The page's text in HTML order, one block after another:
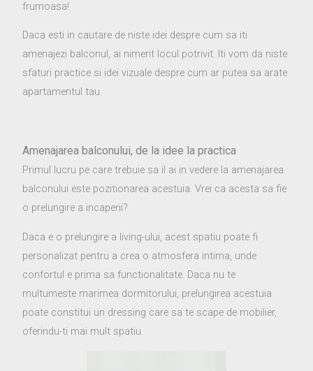
frumoasa!
Daca esti in cautare de niste idei despre cum sa iti
amenajezi balconul, ai nimerit locul potrivit. Iti vom da niste
sfaturi practice si idei vizuale despre cum ar putea sa arate
apartamentul tau.
Amenajarea balconului, de la idee la practica
Primul lucru pe care trebuie sa il ai in vedere la amenajarea
balconului este pozitionarea acestuia. Vrei ca acesta sa fie
o prelungire a incaperii?
Daca e o prelungire a living-ului, acest spatiu poate fi
personalizat pentru a crea o atmosfera intima, unde
confortul e prima sa functionalitate. Daca nu te
multumeste marimea dormitorului, prelungirea acestuia
poate constitui un dressing care sa te scape de mobilier,
oferindu-ti mai mult spatiu.